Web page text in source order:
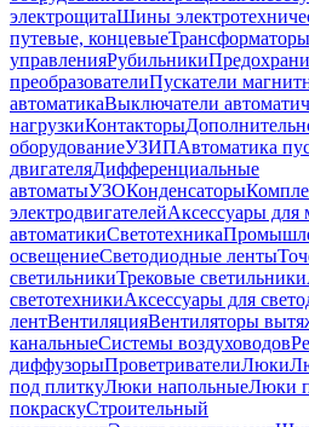
электрощитаШины
путевые, концевыеТрансформаторы
управленияРубильники
преобразователиПускатели
автоматикаВыключатели
нагрузкиКонтакторы
оборудованиеУЗИПАвтоматика
двигателяДифференциальные
автоматыУЗОКонденсаторы
электродвигателейАксессуары для
автоматикиСветотехника
освещениеСветодиодные ленты
светильникиТрековые светильники
светотехникиАксессуары для
лентВентиляцияВентиляторы
канальныеСистемы воздуховодов
диффузорыПроветривателиЛюки
под плиткуЛюки напольныеЛюки
покраскуСтроительный